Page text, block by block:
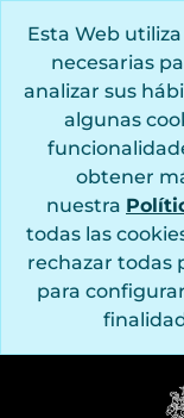
Esta Web
necesarias
analizar sus
algunas
obtener
nuestra
todas las
rechazar todas
para